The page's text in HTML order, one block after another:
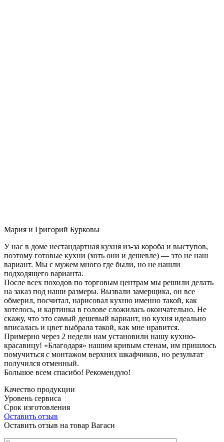
Мария и Григорий Бурковы
У нас в доме нестандартная кухня из-за короба и выступов,
поэтому готовые кухни (хоть они и дешевле) — это не наш
вариант. Мы с мужем много где были, но не нашли
подходящего варианта.
После всех походов по торговым центрам мы решили делать
на заказ под наши размеры. Вызвали замерщика, он все
обмерил, посчитал, нарисовал кухню именно такой, как
хотелось, и картинка в голове сложилась окончательно. Не
скажу, что это самый дешевый вариант, но кухня идеально
вписалась и цвет выбрала такой, как мне нравится.
Примерно через 2 недели нам установили нашу кухню-
красавицу! «Благодаря» нашим кривым стенам, им пришлось
помучиться с монтажом верхних шкафчиков, но результат
получился отменный.
Большое всем спасибо! Рекомендую!
Качество продукции
Уровень сервиса
Срок изготовления
Оставить отзыв
Оставить отзыв на товар Вагаси